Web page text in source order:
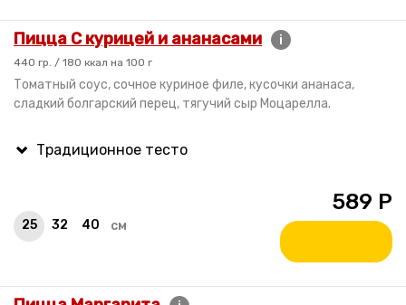
Пицца С курицей и ананасами i
440 гр. / 180 ккал на 100 г
Томатный соус, сочное куриное филе, кусочки ананаса,
сладкий болгарский перец, тягучий сыр Моцарелла.
25 32 40 см
589 Р